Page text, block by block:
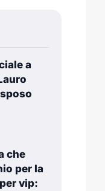
a
che
per la
vip: